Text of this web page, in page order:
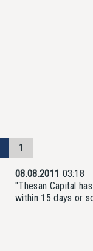
1
08.08.2011 03:18
"Thesan Capital
within 15 days or